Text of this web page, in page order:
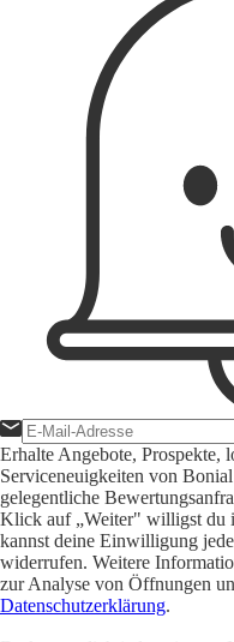
Erhalte Angebote, Prospekte,
Serviceneuigkeiten von
gelegentliche
Klick auf „Weiter" willigst du
kannst deine Einwilligung
widerrufen. Weitere
zur Analyse von Öffnungen
Datenschutzerklärung.